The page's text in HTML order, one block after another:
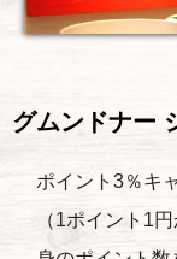
グムンドナー
ポイント3％キ
（1ポイント1